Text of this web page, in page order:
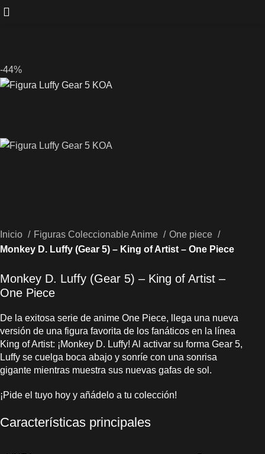
-44%
Inicio Figuras Coleccionable Anime
One piece
Monkey D. Luffy (Gear 5) – King of Artist – One Piece
Monkey D. Luffy (Gear 5) – King of Artist –
One Piece
De la exitosa serie de anime One Piece, llega una nueva
versión de una figura favorita de los fanáticos en la línea
King of Artist: ¡Monkey D. Luffy! Al activar su forma Gear 5,
Luffy se cuelga boca abajo y sonríe con una sonrisa
gigante mientras muestra sus nuevas gafas de sol.
¡Pide el tuyo hoy y añádelo a tu colección!
Características principales